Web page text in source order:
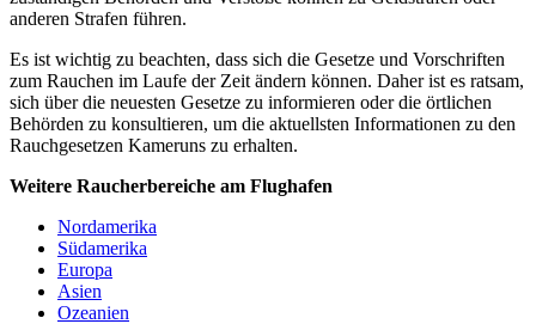
anderen Strafen führen.
Es ist wichtig zu beachten, dass sich die Gesetze und Vorschriften
zum Rauchen im Laufe der Zeit ändern können. Daher ist es ratsam,
sich über die neuesten Gesetze zu informieren oder die örtlichen
Behörden zu konsultieren, um die aktuellsten Informationen zu den
Rauchgesetzen Kameruns zu erhalten.
Weitere Raucherbereiche am Flughafen
Nordamerika
Südamerika
Europa
Asien
Ozeanien